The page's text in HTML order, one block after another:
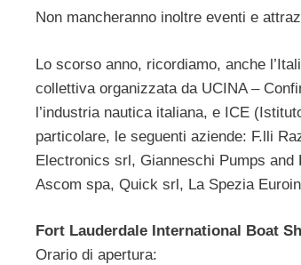
Non mancheranno inoltre eventi e
Lo scorso anno, ricordiamo, anche
collettiva organizzata da UCINA –
l’industria nautica italiana, e ICE
particolare, le seguenti aziende: F.lli
Electronics srl, Gianneschi Pumps
Ascom spa, Quick srl, La Spezia
Fort Lauderdale International Boat
Orario di apertura: